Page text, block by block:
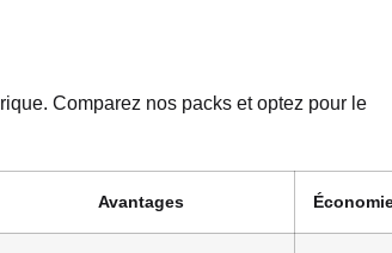
Comparez nos packs et optez pour le
Avantages